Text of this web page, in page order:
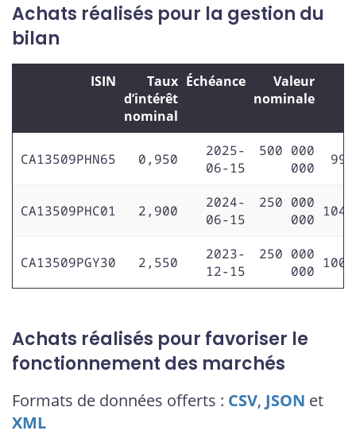
Achats réalisés pour la gestion du
bilan
ISIN
Taux
d’intérêt
nominal
Échéance
Valeur
nominale
CA13509PHN65 0,950
2025-
06-15
500 000
000
CA13509PHC01 2,900
2024-
06-15
250 000
000
CA13509PGY30 2,550
2023-
12-15
250 000
000
Achats réalisés pour favoriser le
fonctionnement des marchés
Formats de données offerts : CSV, JSON et
XML